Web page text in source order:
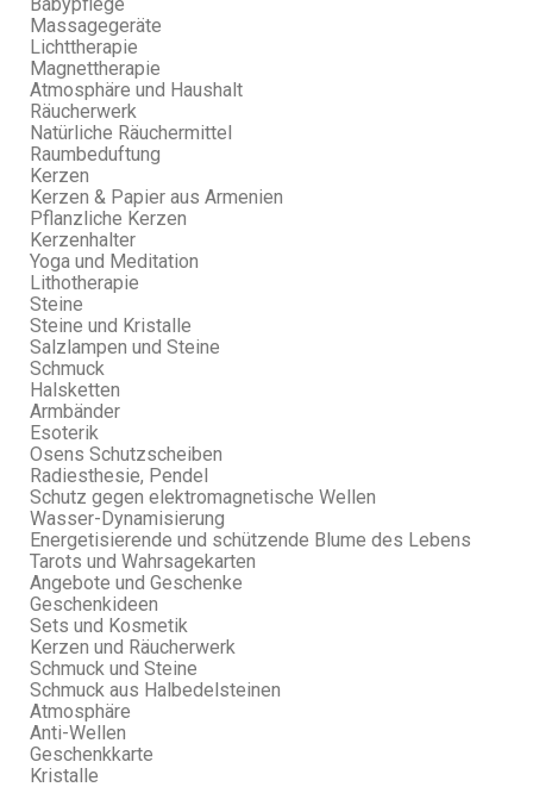
Massagegeräte
Lichttherapie
Magnettherapie
Atmosphäre und Haushalt
Räucherwerk
Natürliche Räuchermittel
Raumbeduftung
Kerzen
Kerzen & Papier aus Armenien
Pflanzliche Kerzen
Kerzenhalter
Yoga und Meditation
Lithotherapie
Steine
Steine und Kristalle
Salzlampen und Steine
Schmuck
Halsketten
Armbänder
Esoterik
Osens Schutzscheiben
Radiesthesie, Pendel
Schutz gegen elektromagnetische Wellen
Wasser-Dynamisierung
Energetisierende und schützende Blume des Lebens
Tarots und Wahrsagekarten
Angebote und Geschenke
Geschenkideen
Sets und Kosmetik
Kerzen und Räucherwerk
Schmuck und Steine
Schmuck aus Halbedelsteinen
Atmosphäre
Anti-Wellen
Geschenkkarte
Kristalle